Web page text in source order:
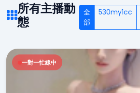
所有主播動
態
全
部
530my1cc
一對一忙線中